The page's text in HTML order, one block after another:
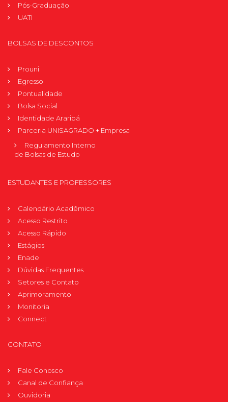
Pós-Graduação
UATI
BOLSAS DE DESCONTOS
Prouni
Egresso
Pontualidade
Bolsa Social
Identidade Araribá
Parceria UNISAGRADO + Empresa
Regulamento Interno
de Bolsas de Estudo
ESTUDANTES E PROFESSORES
Calendário Acadêmico
Acesso Restrito
Acesso Rápido
Estágios
Enade
Dúvidas Frequentes
Setores e Contato
Aprimoramento
Monitoria
Connect
CONTATO
Fale Conosco
Canal de Confiança
Ouvidoria